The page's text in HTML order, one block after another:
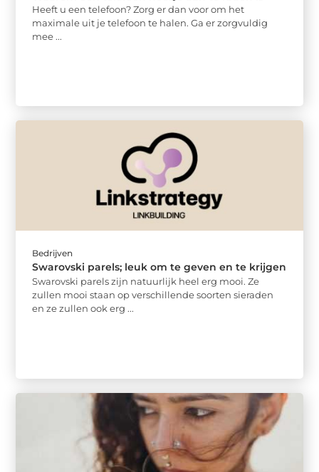
Heeft u een telefoon? Zorg er dan voor om het
maximale uit je telefoon te halen. Ga er zorgvuldig
mee ...
Bedrijven
Swarovski parels; leuk om te geven en te krijgen
Swarovski parels zijn natuurlijk heel erg mooi. Ze
zullen mooi staan op verschillende soorten sieraden
en ze zullen ook erg ...